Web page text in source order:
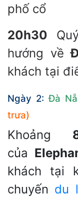
phố cổ
20h30
hướng về
khách tại
Ngày 2:Đà
trưa)
Khoảng
của
khách tại
chuyến du